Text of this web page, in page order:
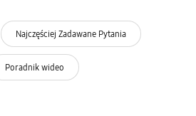
Najczęściej Zadawane Pytania
Poradnik wideo